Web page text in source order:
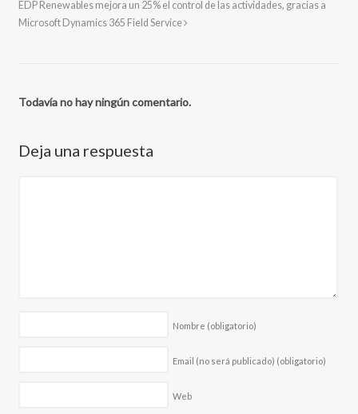
EDP Renewables mejora un 25% el control de las actividades, gracias a
Microsoft Dynamics 365 Field Service
Todavía no hay ningún comentario.
Deja una respuesta
Nombre (obligatorio)
Email (no será publicado) (obligatorio)
Web